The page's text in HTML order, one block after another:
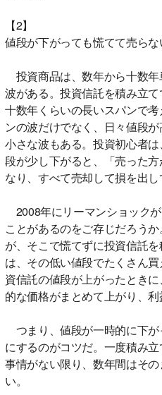
【2】
値段が下がっても慌てて売らな
投資商品は、数年から十数
波がある。投資信託を積み立
十数年くらいの長いスパンで
ンの波だけでなく、日々値段
小さな波もある。投資初心者
段が少し下がると、「売った
なり、すべて売却して損を出し
2008年にリーマンショック
ことがあるのをご存じだろう
が、そこで慌てずに投資信託
は、その低い値段でたくさん
資信託の値段が上がったとき
的な価格がまとめて上がり、利
つまり、値段が一時的に下
にするのがコツだ。一度積み
事情がない限り、数年間はそ
い。